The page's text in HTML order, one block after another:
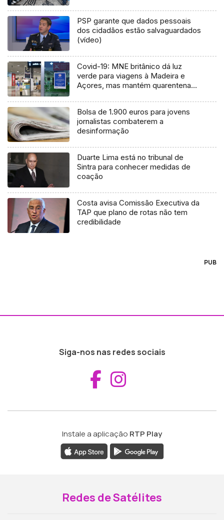
PSP garante que dados pessoais
dos cidadãos estão salvaguardados
(vídeo)
Covid-19: MNE britânico dá luz
verde para viagens à Madeira e
Açores, mas mantém quarentena
Bolsa de 1.900 euros para jovens
jornalistas combaterem a
desinformação
Duarte Lima está no tribunal de
Sintra para conhecer medidas de
coação
Costa avisa Comissão Executiva da
TAP que plano de rotas não tem
credibilidade
PUB
Siga-nos nas redes sociais
Aceder ao
Instale a aplicação RTP Play
Redes de Satélites